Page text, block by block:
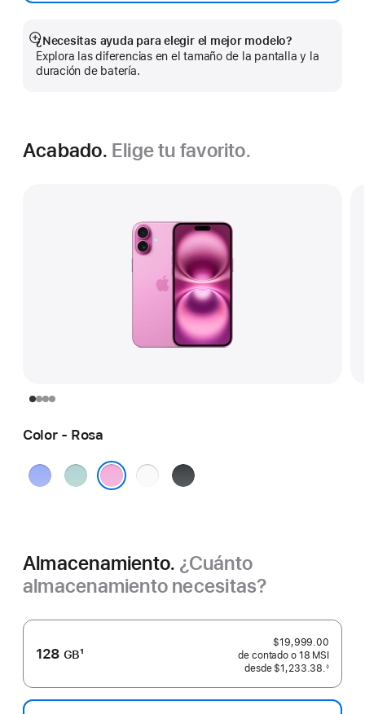
¿Necesitas ayuda para elegir el mejor modelo?
Explora las diferencias en el tamaño de la pantalla y la
duración de batería.
Mostrar
más
Acabado. Elige tu favorito.
Color - Rosa
Ultramarino
Verde
azulado
BlancoNegro
Almacenamiento. ¿Cuánto
almacenamiento necesitas?
128 GB
al
pie
1
$19,999.00
de contado o 18 MSI
desde $1,233.38.
Nota al pie
◊